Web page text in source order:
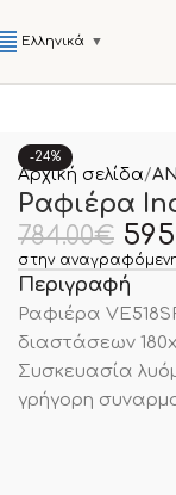
Ελληνικά ▼
-24%
Αρχική σελίδα
Ραφιέρα
784.00€
στην
Περιγραφή
Ραφιέρα
διαστάσεων
Συσκευασία
γρήγορη